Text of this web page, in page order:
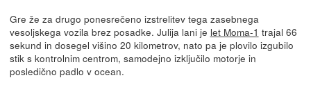
Gre že za drugo ponesrečeno izstrelitev tega zasebnega
vesoljskega vozila brez posadke. Julija lani je let Moma-1 trajal 66
sekund in dosegel višino 20 kilometrov, nato pa je plovilo izgubilo
stik s kontrolnim centrom, samodejno izključilo motorje in
posledično padlo v ocean.